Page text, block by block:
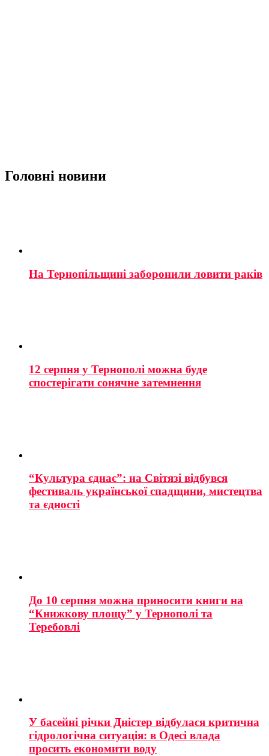
Головні новини
На Тернопільщині заборонили ловити раків
12 серпня у Тернополі можна буде
спостерігати сонячне затемнення
“Культура єднає”: на Світязі відбувся
фестиваль української спадщини, мистецтва
та єдності
До 10 серпня можна приносити книги на
“Книжкову площу” у Тернополі та
Теребовлі
У басейні річки Дністер відбулася критична
гідрологічна ситуація: в Одесі влада
просить економити воду